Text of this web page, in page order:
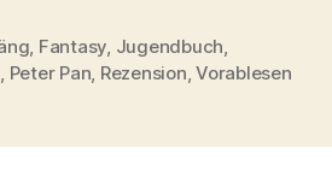
, Fantasy, Jugendbuch,
, Peter Pan, Rezension,Vorablesen